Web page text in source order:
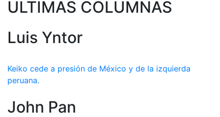
ULTIMAS COLUMNAS
Luis Yntor
Keiko cede a presión de México y de la izquierda
peruana.
John Pan